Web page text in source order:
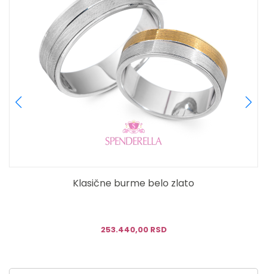
Klasične burme belo zlato
253.440,00 RSD